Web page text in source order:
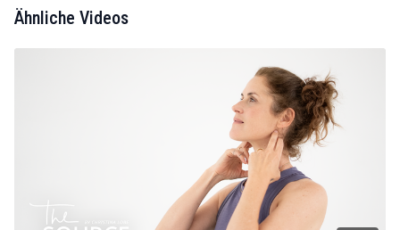
Ähnliche Videos